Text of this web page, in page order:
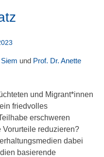
und Prof. Dr. Anette
und Migrant*innen
friedvolles
erschweren
Vorurteile reduzieren?
dabei
basierende